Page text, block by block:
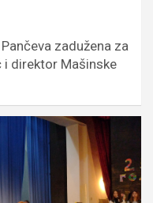
zadužena za
i direktor Mašinske